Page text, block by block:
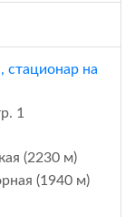
стационар на
1
(2230 м)
(1940 м)